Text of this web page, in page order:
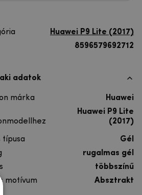
Huawei P9 Lite (2017)
8596579692712
adatok
márka
Huawei
Huawei P9 Lite
(2017)
típusa
Gél
rugalmas gél
többszínű
motívum
Absztrakt